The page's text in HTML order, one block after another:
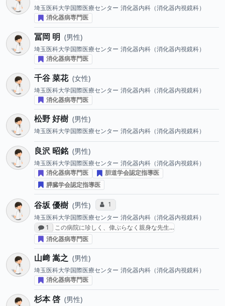
埼玉医科大学国際医療センター 消化器内科（消化器内視鏡科）
消化器病専門医
冨岡 明 男性
埼玉医科大学国際医療センター 消化器内科（消化器内視鏡科）
消化器病専門医
千谷 菜花 女性
埼玉医科大学国際医療センター 消化器内科（消化器内視鏡科）
消化器病専門医
松野 好樹 男性
埼玉医科大学国際医療センター 消化器内科（消化器内視鏡科）
良沢 昭銘 男性
埼玉医科大学国際医療センター 消化器内科（消化器内視鏡科）
消化器病専門医
胆道学会認定指導医
膵臓学会認定指導医
谷坂 優樹 男性 コミュニケーション・タイプ投票数
1
埼玉医科大学国際医療センター 消化器内科（消化器内視鏡科）
感想投稿数
1
この病院に珍しく、偉ぶらなく親身な先生…
消化器病専門医
山﨑 嵩之 男性
埼玉医科大学国際医療センター 消化器内科（消化器内視鏡科）
消化器病専門医
杉本 啓 男性